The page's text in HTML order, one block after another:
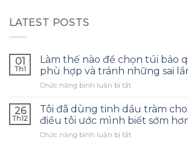
LATEST POSTS
01
Th1
Làm thế nào để chọn túi bảo
phù hợp và tránh những sai
Chức năng bình luận bị tắtở
thế
nào
để
chọn
26
Th12
Tôi đã dùng tinh dầu tràm cho
điều tôi ước mình biết sớm
Chức năng bình luận bị tắtở